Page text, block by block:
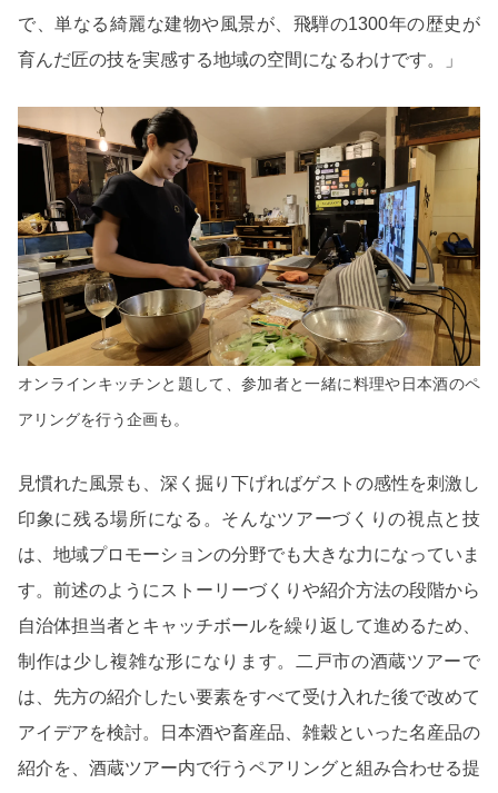
で、単なる綺麗な建物や風景が、飛騨の1300年の歴史が
育んだ匠の技を実感する地域の空間になるわけです。」
オンラインキッチンと題して、参加者と一緒に料理や日本酒のペ
アリングを行う企画も。
見慣れた風景も、深く掘り下げればゲストの感性を刺激し
印象に残る場所になる。そんなツアーづくりの視点と技
は、地域プロモーションの分野でも大きな力になっていま
す。前述のようにストーリーづくりや紹介方法の段階から
自治体担当者とキャッチボールを繰り返して進めるため、
制作は少し複雑な形になります。二戸市の酒蔵ツアーで
は、先方の紹介したい要素をすべて受け入れた後で改めて
アイデアを検討。日本酒や畜産品、雑穀といった名産品の
紹介を、酒蔵ツアー内で行うペアリングと組み合わせる提